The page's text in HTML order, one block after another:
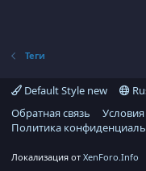
Теги
Default Style new
Обратная связь
Политика
Локализация от XenForo.Info